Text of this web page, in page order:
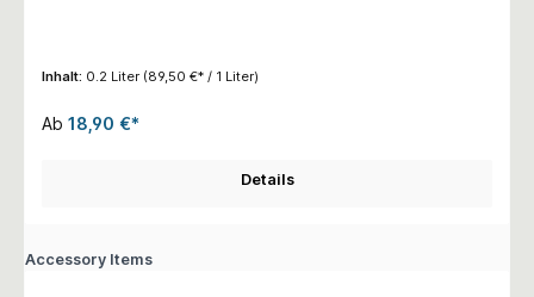
Inhalt: 0.2 Liter (89,50 €* / 1 Liter)
Ab 18,90 €*
Details
Accessory Items